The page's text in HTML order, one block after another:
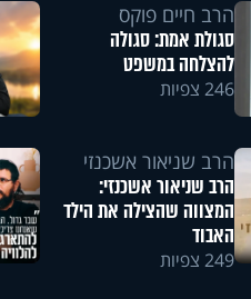
הרב חיים פוקס
סגולת אמת: סגולה
להצלחה במשפט
246 צפיות
הרב שניאור אשכנזי
הרב שניאור אשכנזי:
המצווה שהצילה את הילד
האבוד
249 צפיות